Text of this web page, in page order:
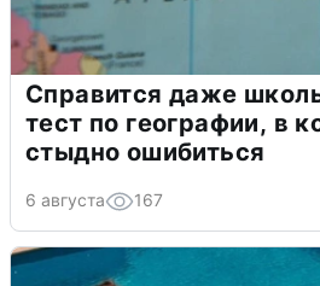
Справится даже
тест по географии, в
стыдно ошибиться
6 августа 167